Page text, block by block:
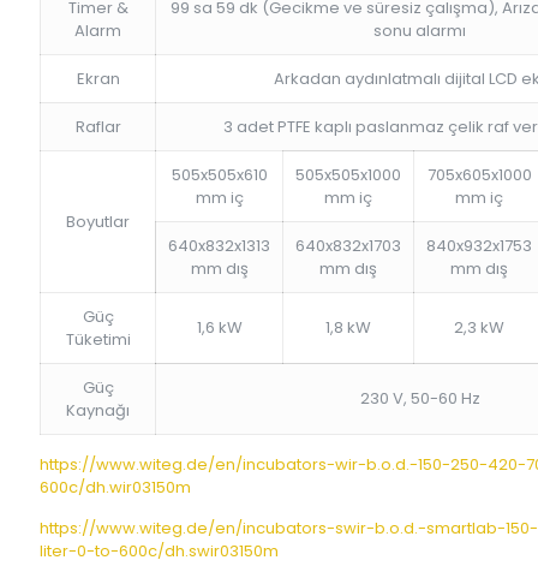
Timer &
Alarm
99 sa 59 dk (Gecikme ve süresiz çalışma),
sonu alarmı
Ekran Arkadan aydınlatmalı dijital LCD
Raflar 3 adet PTFE kaplı paslanmaz çelik raf
Boyutlar
505x505x610
mm iç
505x505x1000
mm iç
705x605x1000
mm iç
640x832x1313
mm dış
640x832x1703
mm dış
840x932x1753
mm dış
Güç
Tüketimi
1,6 kW 1,8 kW 2,3 kW
Güç
Kaynağı
230 V, 50-60 Hz
https://www.witeg.de/en/incubators-wir-b.o.d.-150-250-420-
600c/dh.wir03150m
https://www.witeg.de/en/incubators-swir-b.o.d.-smartlab-
liter-0-to-600c/dh.swir03150m